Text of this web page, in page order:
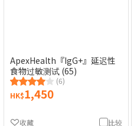
ApexHealth『IgG+』延迟性
食物过敏测试 (65)
(6)
HK$1,450
比较
收藏